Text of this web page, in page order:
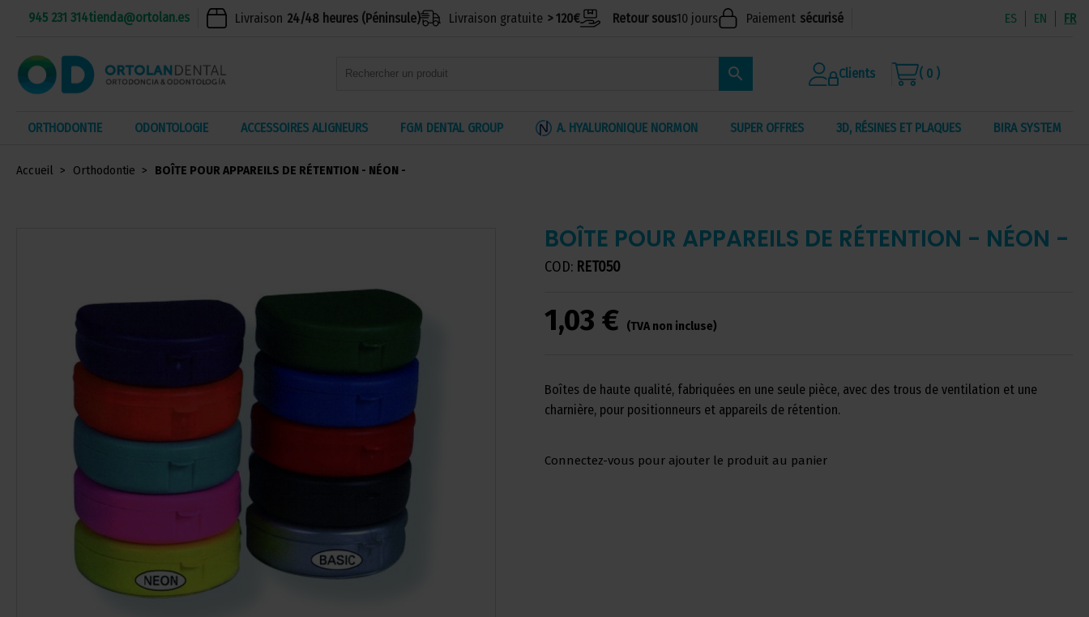
945 231 314tienda@ortolan.es Livraison 24/48 heures (Péninsule) Livraison gratuite > 120€ Retour sous10 jours Paiement sécurisé ES EN FR
search Clients ( 0 )
ORTHODONTIE ODONTOLOGIE ACCESSOIRES ALIGNEURS FGM DENTAL GROUP A. HYALURONIQUE NORMON SUPER OFFRES 3D, RÉSINES ET PLAQUES BIRA SYSTEM
Accueil Orthodontie BOÎTE POUR APPAREILS DE RÉTENTION - NÉON -
BOÎTE POUR APPAREILS DE RÉTENTION - NÉON -
COD: RET050
1,03 € (TVA non incluse)
Boîtes de haute qualité, fabriquées en une seule pièce, avec des trous de ventilation et une
charnière, pour positionneurs et appareils de rétention.
Connectez-vous pour ajouter le produit au panier